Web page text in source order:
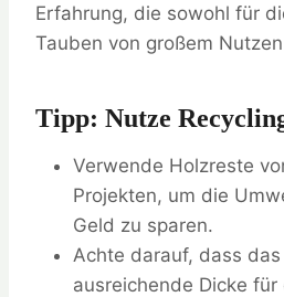
Erfahrung, die sowohl für
Tauben von großem
Tipp: Nutze
Verwende Holzreste
Projekten, um die
Geld zu sparen.
Achte darauf, dass
ausreichende Dicke